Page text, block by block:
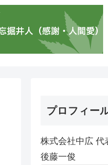
プロフィー
株式会社中広 代
後藤一俊